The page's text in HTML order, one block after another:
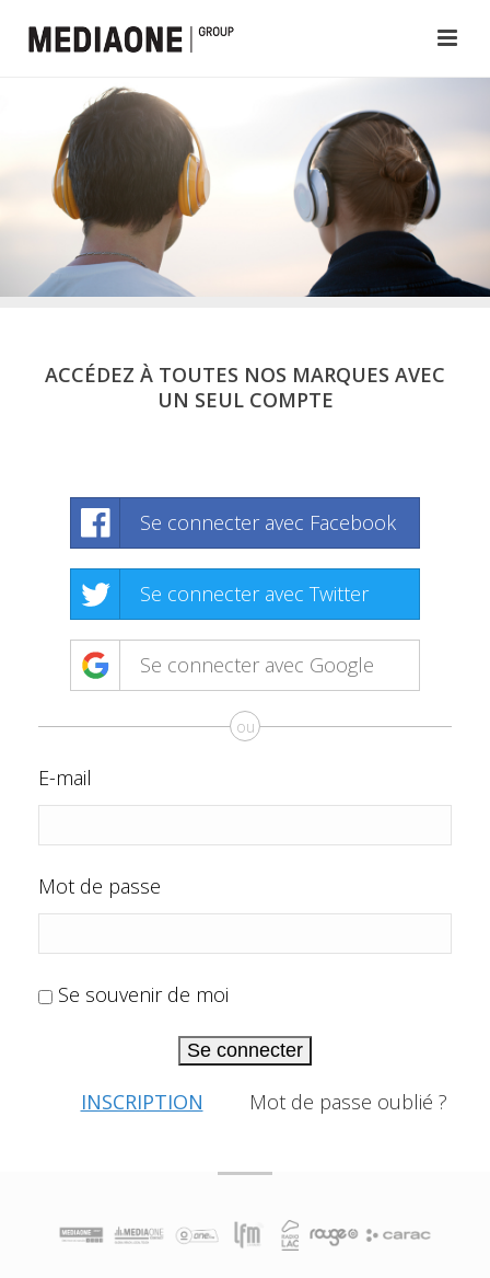
ACCÉDEZ À TOUTES NOS MARQUES AVEC
UN SEUL COMPTE
Se connecter avec Facebook
Se connecter avec Twitter
Se connecter avec Google
ou
E-mail
Mot de passe
Se souvenir de moi
Se connecter
INSCRIPTION Mot de passe oublié ?